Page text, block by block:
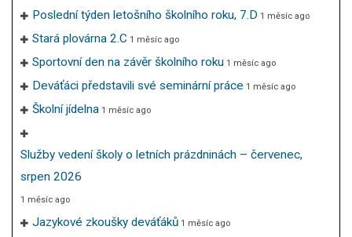
Poslední týden letošního školního roku, 7.D 1 měsíc ago
Stará plovárna 2.C 1 měsíc ago
Sportovní den na závěr školního roku 1 měsíc ago
Deváťáci představili své seminární práce 1 měsíc ago
Školní jídelna 1 měsíc ago
Služby vedení školy o letních prázdninách – červenec,
srpen 2026
1 měsíc ago
Jazykové zkoušky deváťáků 1 měsíc ago